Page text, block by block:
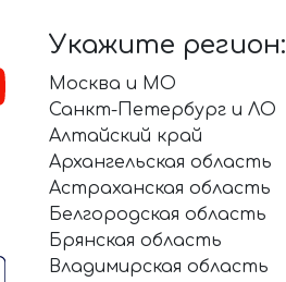
Укажите регион:
Москва и МО
Санкт-Петербург и ЛО
Алтайский край
Архангельская область
Астраханская область
Белгородская область
Брянская область
Владимирская область